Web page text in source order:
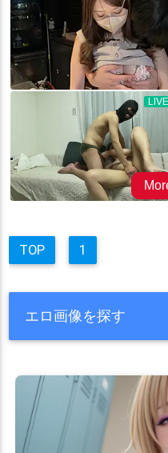
TOP 1
エロ画像を探す